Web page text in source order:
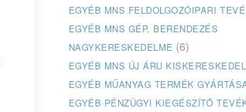
EGYÉB MNS FELDOLGOZÓIPARI
EGYÉB MNS GÉP, BERENDEZÉS
NAGYKERESKEDELME (6)
EGYÉB MNS ÚJ ÁRU
EGYÉB MŰANYAG TERMÉK
EGYÉB PÉNZÜGYI KIEGÉSZÍTŐ